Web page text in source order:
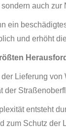
auch
ein
und erhöht
Lieferung
der
entsteht
zum Schutz der